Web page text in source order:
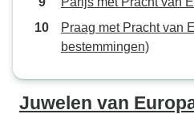
Praag met Pracht van
bestemmingen)
Juwelen van